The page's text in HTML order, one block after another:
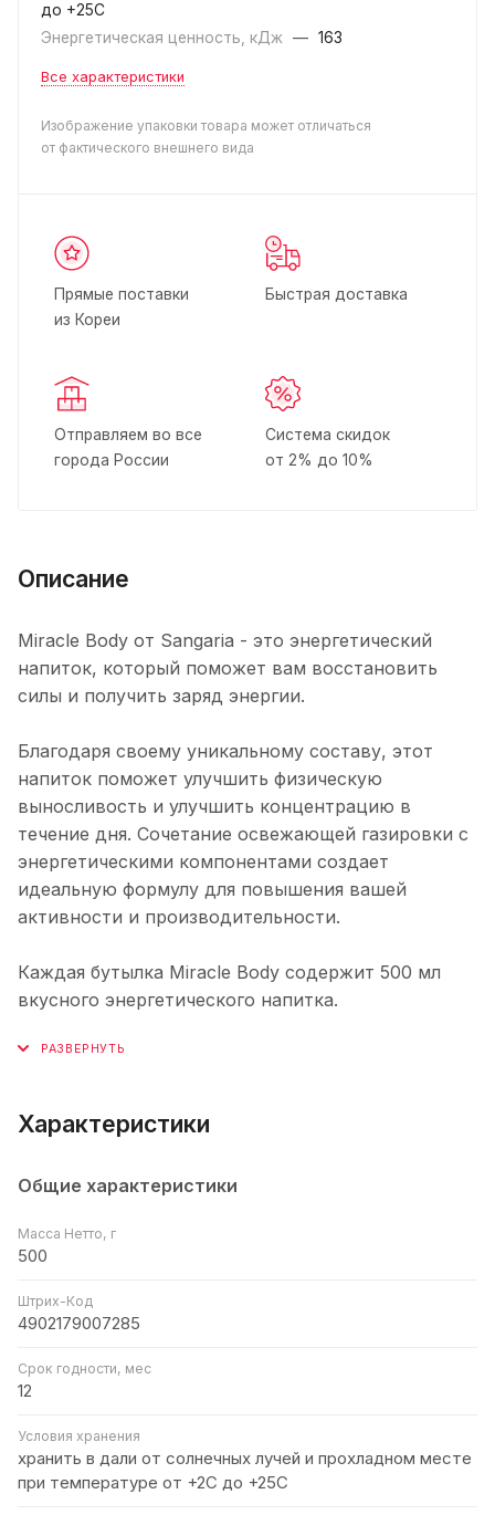
до +25С
Энергетическая ценность, кДж
— 163
Все характеристики
Изображение упаковки товара может отличаться
от фактического внешнего вида
Прямые поставки
из Кореи
Быстрая доставка
Отправляем во все
города России
Система скидок
от 2% до 10%
Описание
Miracle Body от Sangaria - это энергетический
напиток, который поможет вам восстановить
силы и получить заряд энергии.
Благодаря своему уникальному составу, этот
напиток поможет улучшить физическую
выносливость и улучшить концентрацию в
течение дня. Сочетание освежающей газировки с
энергетическими компонентами создает
идеальную формулу для повышения вашей
активности и производительности.
Каждая бутылка Miracle Body содержит 500 мл
вкусного энергетического напитка.
Характеристики
Общие характеристики
Масса Нетто, г
500
Штрих-Код
4902179007285
Срок годности, мес
12
Условия хранения
хранить в дали от солнечных лучей и прохладном месте
при температуре от +2С до +25С